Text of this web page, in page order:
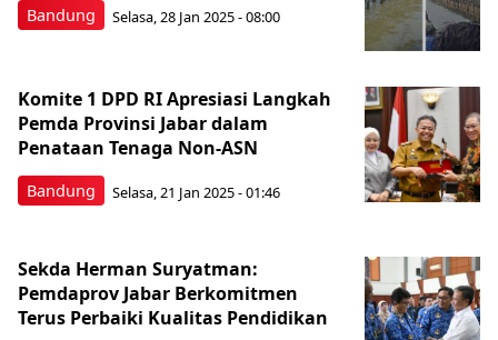
Bandung Selasa, 28 Jan 2025 - 08:00
Bandung
Komite 1 DPD RI Apresiasi Langkah
Pemda Provinsi Jabar dalam
Penataan Tenaga Non-ASN
Selasa, 21 Jan 2025 - 01:46
Sekda Herman Suryatman:
Pemdaprov Jabar Berkomitmen
Terus Perbaiki Kualitas Pendidikan